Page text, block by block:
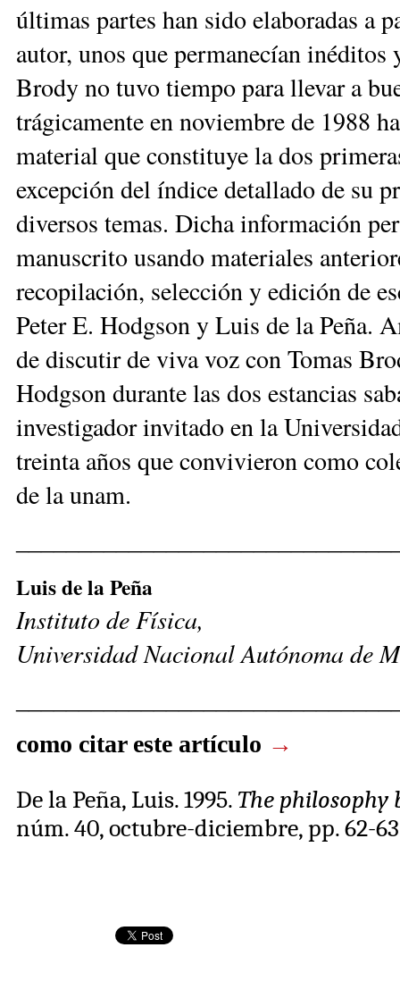
últimas partes han sido elaboradas a
autor, unos que permanecían
Brody no tuvo tiempo para llevar a
trágicamente en noviembre de 1988
material que constituye la dos
excepción del índice detallado de su
diversos temas. Dicha información
manuscrito usando materiales
recopilación, selección y edición de
Peter E. Hodgson y Luis de la Peña.
de discutir de viva voz con Tomas
Hodgson durante las dos estancias
investigador invitado en la
treinta años que convivieron como
de la unam.
Luis de la Peña
Instituto de Física,
Universidad Nacional Autónoma de
como citar este artículo →
De la Peña, Luis. 1995. The philosophy
núm. 40, octubre-diciembre, pp. 62-